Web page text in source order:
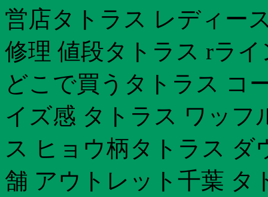
営店タトラス レディー
修理 値段タトラス rラ
どこで買うタトラス コ
イズ感 タトラス ワッフ
ス ヒョウ柄タトラス ダ
舗 アウトレット千葉 タ